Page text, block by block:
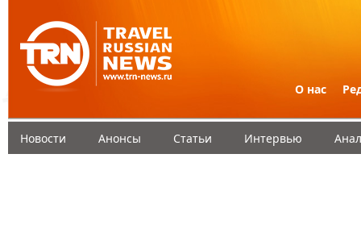
О нас
Новости Анонсы Статьи Интервью